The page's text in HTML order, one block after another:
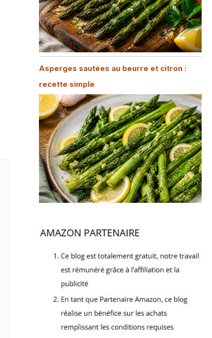
Asperges sautées au beurre et citron :
recette simple